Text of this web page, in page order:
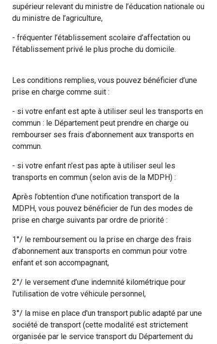
supérieur relevant du ministre de l’éducation nationale ou
du ministre de l’agriculture,
- fréquenter l’établissement scolaire d’affectation ou
l’établissement privé le plus proche du domicile.
Les conditions remplies, vous pouvez bénéficier d’une
prise en charge comme suit :
- si votre enfant est apte à utiliser seul les transports en
commun : le Département peut prendre en charge ou
rembourser ses frais d’abonnement aux transports en
commun.
- si votre enfant n'est pas apte à utiliser seul les
transports en commun (selon avis de la MDPH) :
Après l’obtention d’une notification transport de la
MDPH, vous pouvez bénéficier de l’un des modes de
prise en charge suivants par ordre de priorité :
1°/ le remboursement ou la prise en charge des frais
d’abonnement aux transports en commun pour votre
enfant et son accompagnant,
2°/ le versement d’une indemnité kilométrique pour
l'utilisation de votre véhicule personnel,
3°/ la mise en place d'un transport public adapté par une
société de transport (cette modalité est strictement
organisée par le service transport du Département du